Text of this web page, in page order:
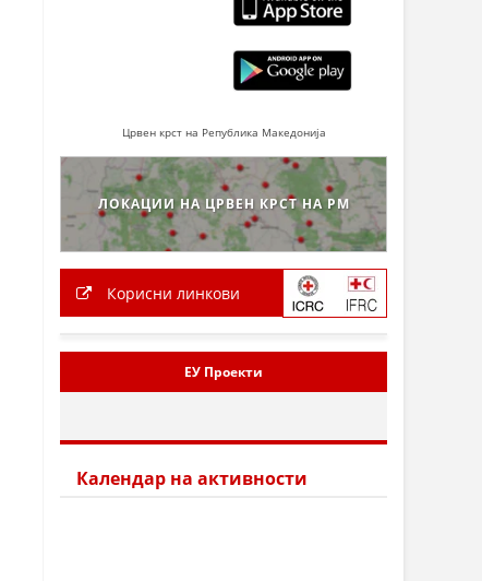
Црвен крст на Република Македонија
ЛОКАЦИИ НА ЦРВЕН КРСТ НА РМ
Корисни линкови
ЕУ Проекти
Календар на активности